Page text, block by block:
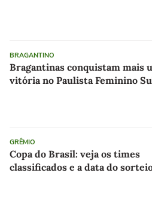
BRAGANTINO
Bragantinas conquistam mais
vitória no Paulista Feminino
GRÊMIO
Copa do Brasil: veja os times
classificados e a data do